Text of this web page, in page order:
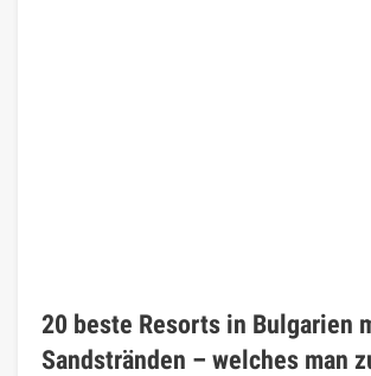
20 beste Resorts in Bulgarien
Sandstränden – welches man